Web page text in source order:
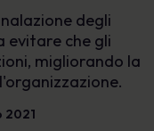
degli
evitare che gli
migliorando la
2021